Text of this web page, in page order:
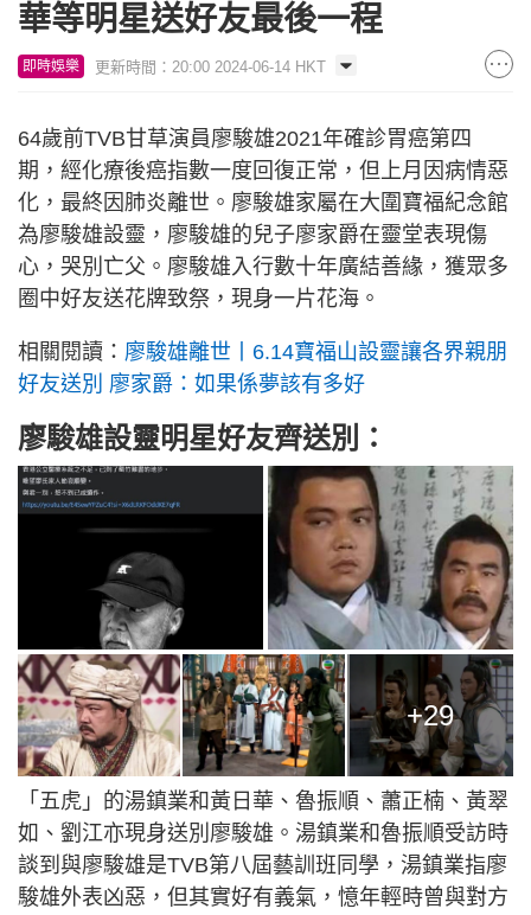
華等明星送好友最後一程
即時娛樂 更新時間：20:00 2024-06-14 HKT
64歲前TVB甘草演員廖駿雄2021年確診胃癌第四
期，經化療後癌指數一度回復正常，但上月因病情惡
化，最終因肺炎離世。廖駿雄家屬在大圍寶福紀念館
為廖駿雄設靈，廖駿雄的兒子廖家爵在靈堂表現傷
心，哭別亡父。廖駿雄入行數十年廣結善緣，獲眾多
圈中好友送花牌致祭，現身一片花海。
相關閱讀： 廖駿雄離世丨6.14寶福山設靈讓各界親朋
好友送別 廖家爵：如果係夢該有多好
廖駿雄設靈明星好友齊送別：
+29
「五虎」的湯鎮業和黃日華、魯振順、蕭正楠、黃翠
如、劉江亦現身送別廖駿雄。湯鎮業和魯振順受訪時
談到與廖駿雄是TVB第八屆藝訓班同學，湯鎮業指廖
駿雄外表凶惡，但其實好有義氣，憶年輕時曾與對方